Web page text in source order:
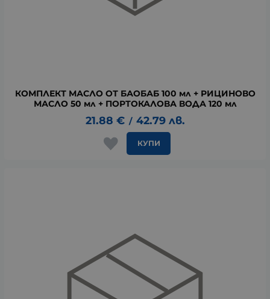
КОМПЛЕКТ МАСЛО ОТ БАОБАБ 100 мл + РИЦИНОВО
МАСЛО 50 мл + ПОРТОКАЛОВА ВОДА 120 мл
21.88 € / 42.79 лв.
КУПИ